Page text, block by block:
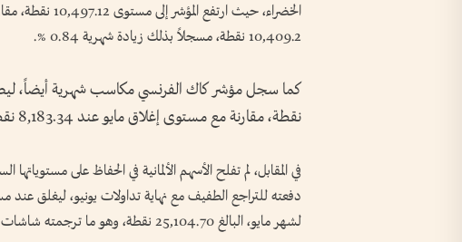
الخضراء، حيث
10,409.2 نقطة، مسجلاً بذلك زيادة شهرية 0.84 %.
نقطة، مقارنة مع مستوى إغلاق مايو عند 8,183.34 نقطة، مسجلاً مكاسب بنسبة 2.46 %.
في المقابل، لم تفلح الأسهم الألمانية في الحفاظ على
لشهر مايو، البالغ 25,104.70 نقطة،